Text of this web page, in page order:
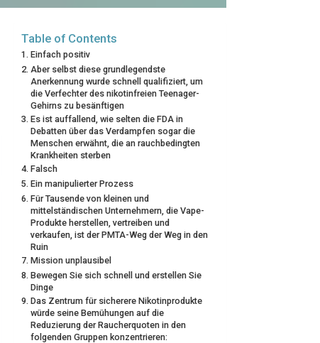
Table of Contents
Einfach positiv
Aber selbst diese grundlegendste
Anerkennung wurde schnell qualifiziert, um
die Verfechter des nikotinfreien Teenager-
Gehirns zu besänftigen
Es ist auffallend, wie selten die FDA in
Debatten über das Verdampfen sogar die
Menschen erwähnt, die an rauchbedingten
Krankheiten sterben
Falsch
Ein manipulierter Prozess
Für Tausende von kleinen und
mittelständischen Unternehmern, die Vape-
Produkte herstellen, vertreiben und
verkaufen, ist der PMTA-Weg der Weg in den
Ruin
Mission unplausibel
Bewegen Sie sich schnell und erstellen Sie
Dinge
Das Zentrum für sicherere Nikotinprodukte
würde seine Bemühungen auf die
Reduzierung der Raucherquoten in den
folgenden Gruppen konzentrieren: